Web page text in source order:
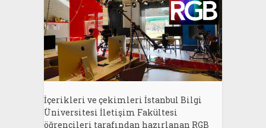
İçerikleri ve çekimleri İstanbul Bilgi
Üniversitesi İletişim Fakültesi
öğrencileri tarafından hazırlanan RGB